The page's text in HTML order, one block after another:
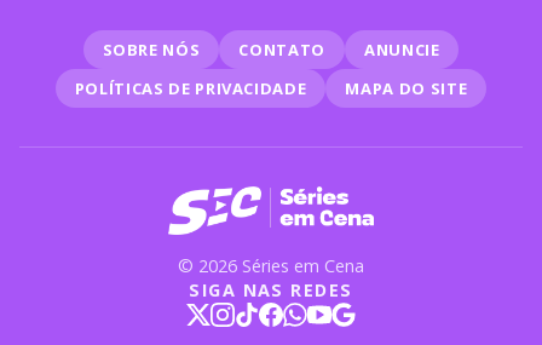
SOBRE NÓS CONTATO
ANUNCIE
POLÍTICAS DE PRIVACIDADE
MAPA DO SITE
© 2026 Séries em Cena
SIGA NAS REDES